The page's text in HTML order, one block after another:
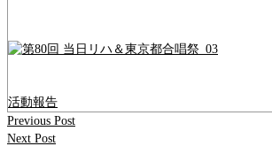
活動報告
Previous Post
Next Post